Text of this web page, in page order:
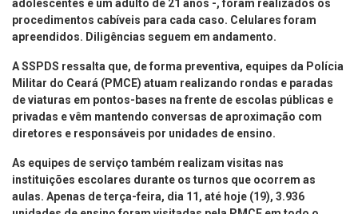
adolescentes e um adulto de 21 anos -, foram realizados os
procedimentos cabíveis para cada caso. Celulares foram
apreendidos. Diligências seguem em andamento.
A SSPDS ressalta que, de forma preventiva, equipes da Polícia
Militar do Ceará (PMCE) atuam realizando rondas e paradas
de viaturas em pontos-bases na frente de escolas públicas e
privadas e vêm mantendo conversas de aproximação com
diretores e responsáveis por unidades de ensino.
As equipes de serviço também realizam visitas nas
instituições escolares durante os turnos que ocorrem as
aulas. Apenas de terça-feira, dia 11, até hoje (19), 3.936